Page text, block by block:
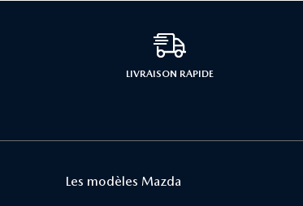
LIVRAISON RAPIDE
Les modèles Mazda